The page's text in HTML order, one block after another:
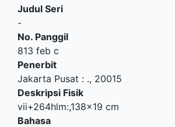
Judul Seri
-
No. Panggil
813 feb c
Penerbit
Jakarta Pusat : ., 20015
Deskripsi Fisik
vii+264hlm:,138x19 cm
Bahasa